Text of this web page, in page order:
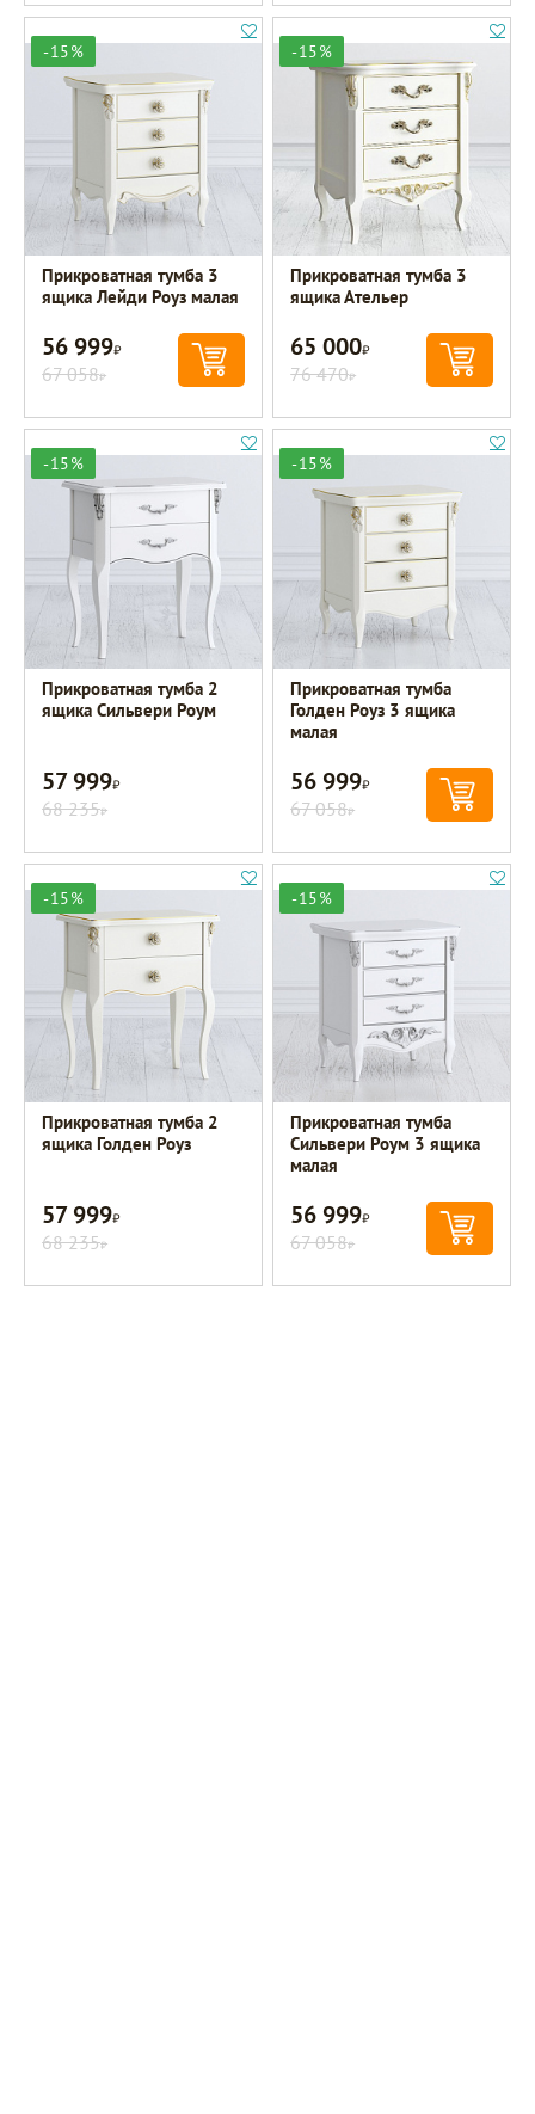
-15%
Прикроватная тумба 3
ящика Лейди Роуз малая
56 999Р
67 058Р
-15%
Прикроватная тумба 3
ящика Ательер
65 000Р
76 470Р
-15%
Прикроватная тумба 2
ящика Сильвери Роум
57 999Р
68 235Р
-15%
Прикроватная тумба
Голден Роуз 3 ящика
малая
56 999Р
67 058Р
-15%
Прикроватная тумба 2
ящика Голден Роуз
57 999Р
68 235Р
-15%
Прикроватная тумба
Сильвери Роум 3 ящика
малая
56 999Р
67 058Р